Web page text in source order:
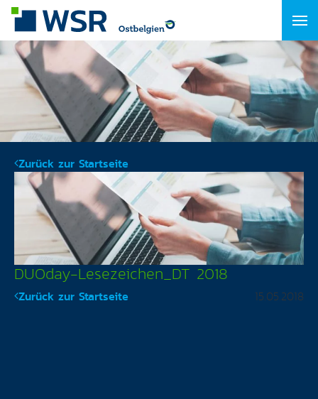
Zurück zur Startseite
DUOday-Lesezeichen_DT 2018
Zurück zur Startseite 15.05.2018